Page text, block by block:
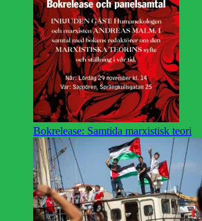
Bokrelease: Samtida marxistisk teori